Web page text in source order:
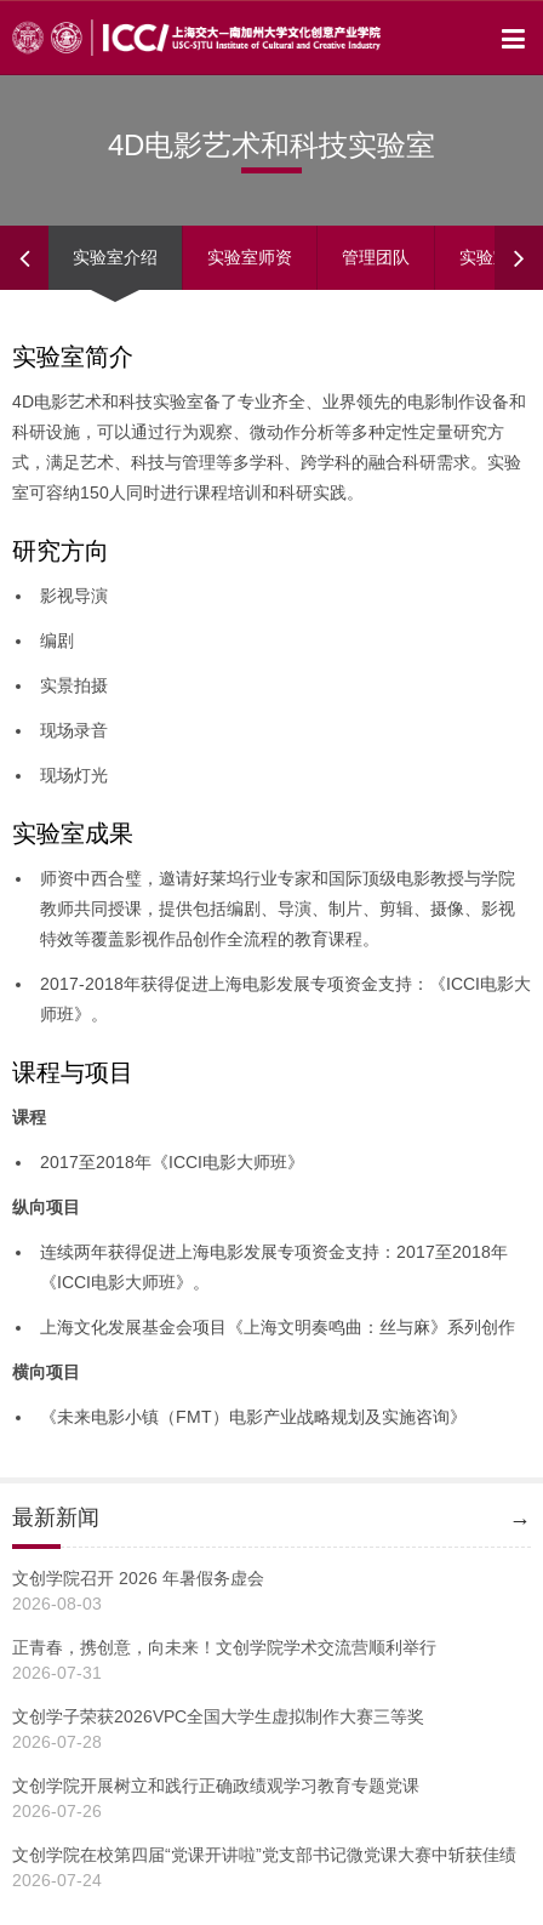
4D电影艺术和科技实验室
实验室介绍 实验室师资 管理团队 实验室成果
实验室简介
4D电影艺术和科技实验室备了专业齐全、业界领先的电影制作设备和
科研设施，可以通过行为观察、微动作分析等多种定性定量研究方
式，满足艺术、科技与管理等多学科、跨学科的融合科研需求。实验
室可容纳150人同时进行课程培训和科研实践。
研究方向
影视导演
编剧
实景拍摄
现场录音
现场灯光
实验室成果
师资中西合璧，邀请好莱坞行业专家和国际顶级电影教授与学院
教师共同授课，提供包括编剧、导演、制片、剪辑、摄像、影视
特效等覆盖影视作品创作全流程的教育课程。
2017-2018年获得促进上海电影发展专项资金支持：《ICCI电影大
师班》。
课程与项目
课程
2017至2018年《ICCI电影大师班》
纵向项目
连续两年获得促进上海电影发展专项资金支持：2017至2018年
《ICCI电影大师班》。
上海文化发展基金会项目《上海文明奏鸣曲：丝与麻》系列创作
横向项目
《未来电影小镇（FMT）电影产业战略规划及实施咨询》
最新新闻 →
文创学院召开 2026 年暑假务虚会
2026-08-03
正青春，携创意，向未来！文创学院学术交流营顺利举行
2026-07-31
文创学子荣获2026VPC全国大学生虚拟制作大赛三等奖
2026-07-28
文创学院开展树立和践行正确政绩观学习教育专题党课
2026-07-26
文创学院在校第四届“党课开讲啦”党支部书记微党课大赛中斩获佳绩
2026-07-24